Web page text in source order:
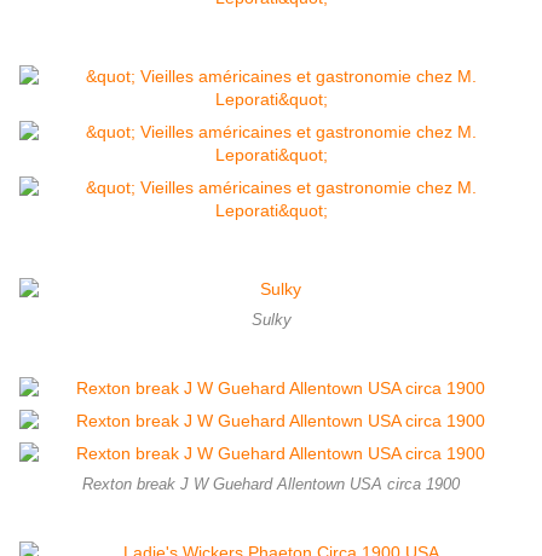
Sulky
Rexton break J W Guehard Allentown USA circa 1900